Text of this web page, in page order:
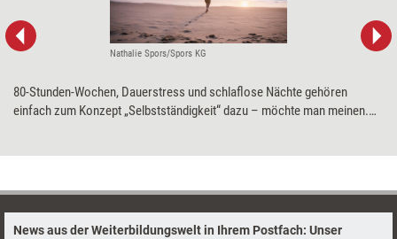
Nathalie Spors/Spors KG
80-Stunden-Wochen, Dauerstress und schlaflose Nächte gehören
einfach zum Konzept „Selbstständigkeit“ dazu – möchte man meinen.
News aus der Weiterbildungswelt in Ihrem Postfach: Unser